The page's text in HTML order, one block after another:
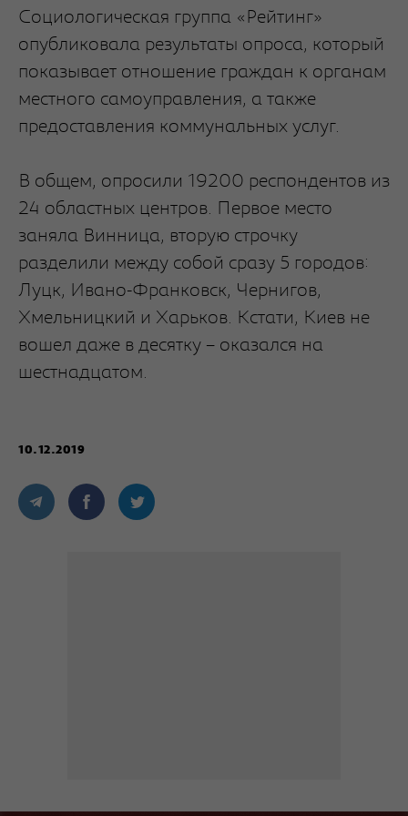
Социологическая группа «Рейтинг»
опубликовала результаты опроса, который
показывает отношение граждан к органам
местного самоуправления, а также
предоставления коммунальных услуг.
В общем, опросили 19200 респондентов из
24 областных центров. Первое место
заняла Винница, вторую строчку
разделили между собой сразу 5 городов:
Луцк, Ивано-Франковск, Чернигов,
Хмельницкий и Харьков. Кстати, Киев не
вошел даже в десятку – оказался на
шестнадцатом.
10.12.2019